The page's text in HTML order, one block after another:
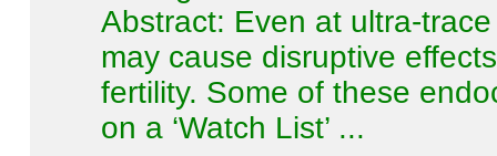
Abstract: Even at ultra-
may cause disruptive
fertility. Some of these
on a ‘Watch List’ ...